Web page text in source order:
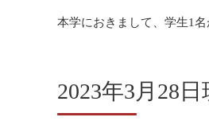
本学におきまして、学生1
2023年3月28